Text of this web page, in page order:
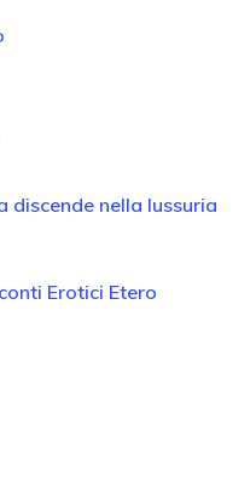
discende nella lussuria
Erotici Etero